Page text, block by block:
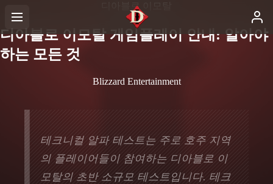
디아블로 이모탈
디아블로 이모탈 게임플레이 안내: 알아야
하는 모든 것
Blizzard Entertainment
테크니컬 알파 테스트는 주로 호주 지역
의 플레이어들이 참여하는 디아블로 이
모탈의 초반 소규모 테스트입니다. 테크